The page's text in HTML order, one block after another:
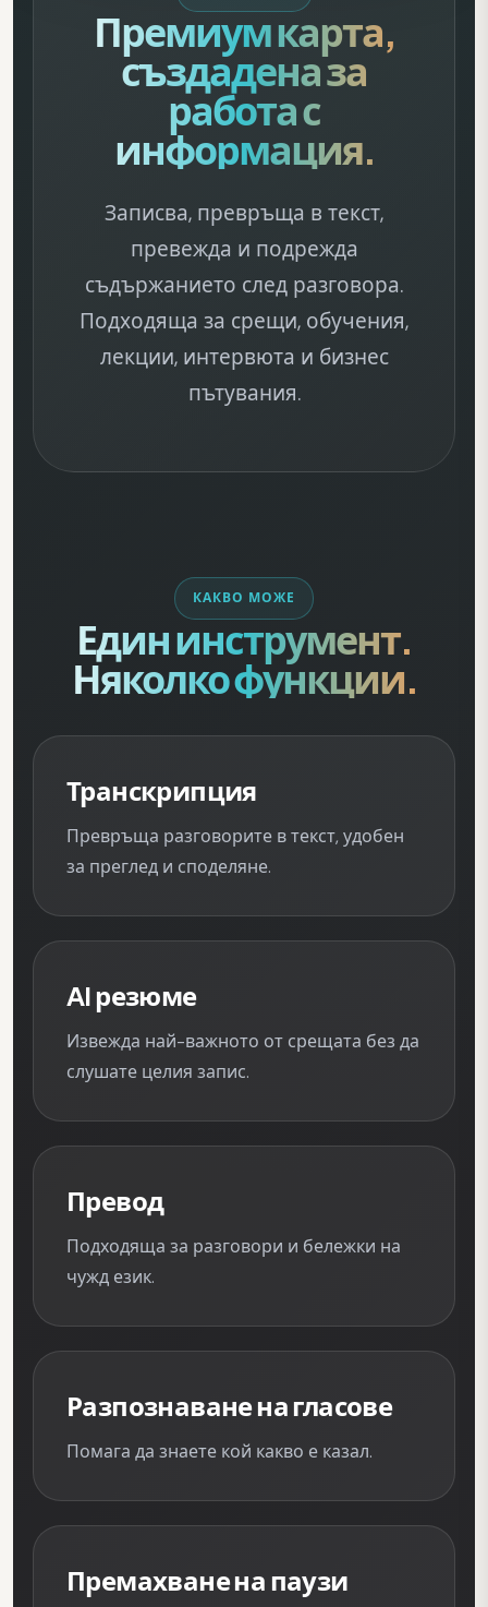
Премиум карта,
създадена за
работа с
информация.
Записва, превръща в текст,
превежда и подрежда
съдържанието след разговора.
Подходяща за срещи, обучения,
лекции, интервюта и бизнес
пътувания.
КАКВО МОЖЕ
Един инструмент.
Няколко функции.
Транскрипция
Превръща разговорите в текст, удобен
за преглед и споделяне.
AI резюме
Извежда най-важното от срещата без да
слушате целия запис.
Превод
Подходяща за разговори и бележки на
чужд език.
Разпознаване на гласове
Помага да знаете кой какво е казал.
Премахване на паузи